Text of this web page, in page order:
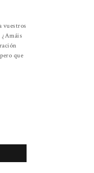
vuestros
¿Amáis
que